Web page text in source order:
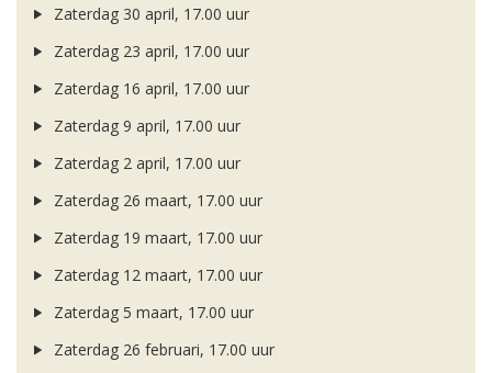
Zaterdag 30 april, 17.00 uur
Zaterdag 23 april, 17.00 uur
Zaterdag 16 april, 17.00 uur
Zaterdag 9 april, 17.00 uur
Zaterdag 2 april, 17.00 uur
Zaterdag 26 maart, 17.00 uur
Zaterdag 19 maart, 17.00 uur
Zaterdag 12 maart, 17.00 uur
Zaterdag 5 maart, 17.00 uur
Zaterdag 26 februari, 17.00 uur